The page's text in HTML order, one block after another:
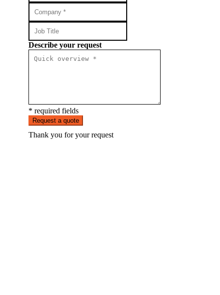
Describe your request
* required fields
Request a quote
Thank you for your request